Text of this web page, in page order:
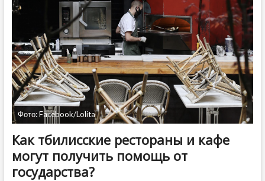
Фото: Facebook/Lolita
Как тбилисские рестораны и кафе
могут получить помощь от
государства?